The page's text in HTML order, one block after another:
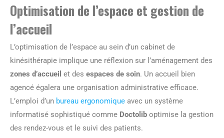
Optimisation de l’espace et gestion de
l’accueil
L’optimisation de l’espace au sein d’un cabinet de
kinésithérapie implique une réflexion sur l’aménagement des
zones d’accueil et des espaces de soin. Un accueil bien
agencé égalera une organisation administrative efficace.
L’emploi d’un bureau ergonomique avec un système
informatisé sophistiqué comme Doctolib optimise la gestion
des rendez-vous et le suivi des patients.